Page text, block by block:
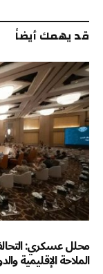
قد يهمك أيضاً
محلل عسكري:
الملاحة الإقليمية